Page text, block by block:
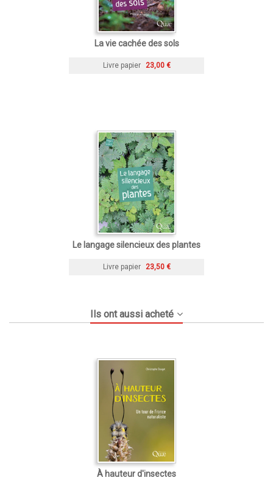
La vie cachée des sols
Livre papier 23,00 €
Le langage silencieux des plantes
Livre papier 23,50 €
Ils ont aussi acheté
À hauteur d'insectes